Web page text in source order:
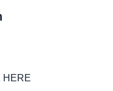
HERE